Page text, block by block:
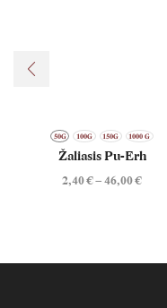
50G 100G 150G 1000 G
Žaliasis Pu-Erh
2,40€–46,00€Price